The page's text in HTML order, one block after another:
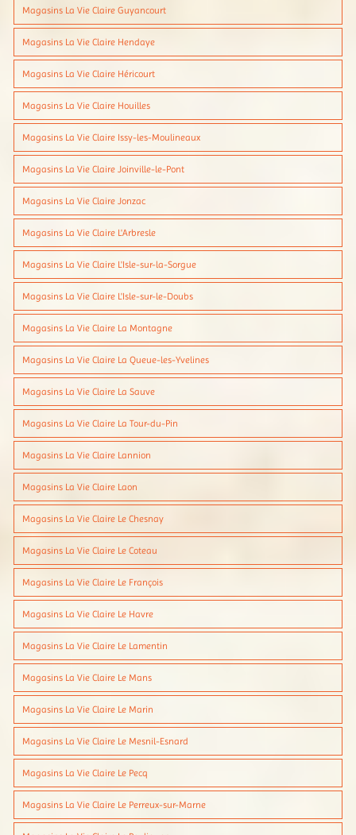
Magasins La Vie Claire Guyancourt
Magasins La Vie Claire Hendaye
Magasins La Vie Claire Héricourt
Magasins La Vie Claire Houilles
Magasins La Vie Claire Issy-les-Moulineaux
Magasins La Vie Claire Joinville-le-Pont
Magasins La Vie Claire Jonzac
Magasins La Vie Claire L'Arbresle
Magasins La Vie Claire L'Isle-sur-la-Sorgue
Magasins La Vie Claire L'Isle-sur-le-Doubs
Magasins La Vie Claire La Montagne
Magasins La Vie Claire La Queue-les-Yvelines
Magasins La Vie Claire La Sauve
Magasins La Vie Claire La Tour-du-Pin
Magasins La Vie Claire Lannion
Magasins La Vie Claire Laon
Magasins La Vie Claire Le Chesnay
Magasins La Vie Claire Le Coteau
Magasins La Vie Claire Le François
Magasins La Vie Claire Le Havre
Magasins La Vie Claire Le Lamentin
Magasins La Vie Claire Le Mans
Magasins La Vie Claire Le Marin
Magasins La Vie Claire Le Mesnil-Esnard
Magasins La Vie Claire Le Pecq
Magasins La Vie Claire Le Perreux-sur-Marne